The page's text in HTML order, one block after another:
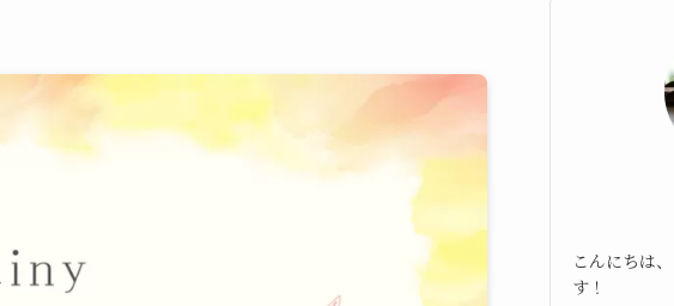
こんにちは
す！